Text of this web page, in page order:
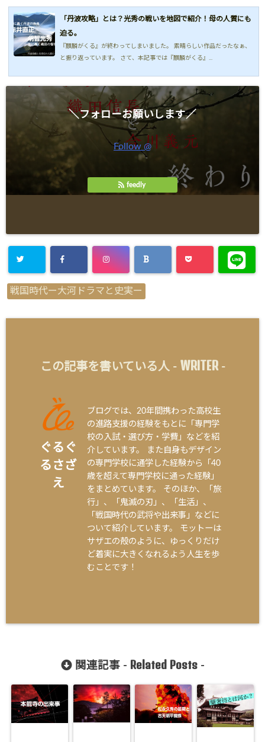
「丹波攻略」とは？光秀の戦いを地図で紹介！母の人質にも
迫る。
『麒麟がくる』が終わってしまいました。 素晴らしい作品だったなぁ、
と振り返っています。 さて、本記事では『麒麟がくる』...
＼フォローお願いします／
Follow @
feedly
戦国時代ー大河ドラマと史実ー
この記事を書いている人 - WRITER-
ぐるぐ
るさざ
え
ブログでは、20年間携わった高校生
の進路支援の経験をもとに「専門学
校の入試・選び方・学費」などを紹
介しています。 また自身もデザイン
の専門学校に通学した経験から「40
歳を超えて専門学校に通った経験」
をまとめています。 そのほか、「旅
行」、「鬼滅の刃」、「生活」、
「戦国時代の武将や出来事」などに
ついて紹介しています。 モットーは
サザエの殻のように、ゆっくりだけ
ど着実に大きくなれるよう人生を歩
むことです！
関連記事 - Related Posts-